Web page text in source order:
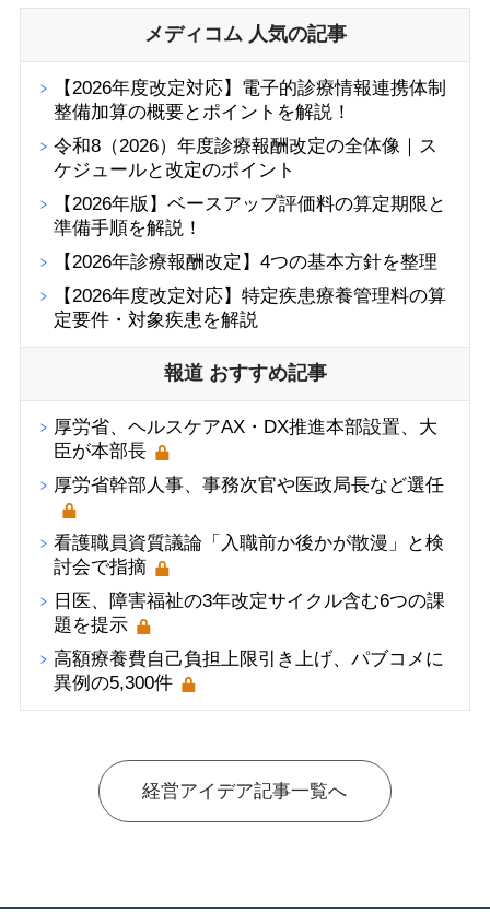
メディコム 人気の記事
【2026年度改定対応】電子的診療情報連携体制
整備加算の概要とポイントを解説！
令和8（2026）年度診療報酬改定の全体像｜ス
ケジュールと改定のポイント
【2026年版】ベースアップ評価料の算定期限と
準備手順を解説！
【2026年診療報酬改定】4つの基本方針を整理
【2026年度改定対応】特定疾患療養管理料の算
定要件・対象疾患を解説
報道 おすすめ記事
厚労省、ヘルスケアAX・DX推進本部設置、大
臣が本部長
厚労省幹部人事、事務次官や医政局長など選任
看護職員資質議論「入職前か後かが散漫」と検
討会で指摘
日医、障害福祉の3年改定サイクル含む6つの課
題を提示
高額療養費自己負担上限引き上げ、パブコメに
異例の5,300件
経営アイデア記事一覧へ